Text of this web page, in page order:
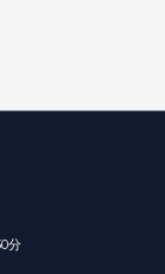
分